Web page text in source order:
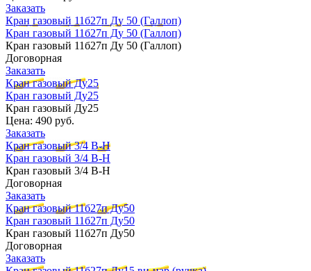
Заказать
Кран газовый 11б27п Ду 50 (Галлоп)
Кран газовый 11б27п Ду 50 (Галлоп)
Кран газовый 11б27п Ду 50 (Галлоп)
Договорная
Заказать
Кран газовый Ду25
Кран газовый Ду25
Кран газовый Ду25
Цена: 490 руб.
Заказать
Кран газовый 3/4 В-Н
Кран газовый 3/4 В-Н
Кран газовый 3/4 В-Н
Договорная
Заказать
Кран газовый 11б27п Ду50
Кран газовый 11б27п Ду50
Кран газовый 11б27п Ду50
Договорная
Заказать